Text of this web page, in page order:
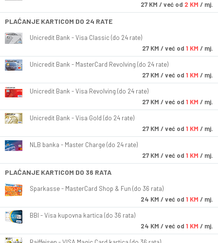
27 KM / već od 2 KM / mj.
PLAĆANJE KARTICOM DO 24 RATE
Unicredit Bank - Visa Classic (do 24 rate)
27 KM / već od 1 KM / mj.
Unicredit Bank - MasterCard Revolving (do 24 rate)
27 KM / već od 1 KM / mj.
Unicredit Bank - Visa Revolving (do 24 rate)
27 KM / već od 1 KM / mj.
Unicredit Bank - Visa Gold (do 24 rate)
27 KM / već od 1 KM / mj.
NLB banka - Master Charge (do 24 rate)
27 KM / već od 1 KM / mj.
PLAĆANJE KARTICOM DO 36 RATA
Sparkasse - MasterCard Shop & Fun (do 36 rata)
24 KM / već od 1 KM / mj.
BBI - Visa kupovna kartica (do 36 rata)
24 KM / već od 1 KM / mj.